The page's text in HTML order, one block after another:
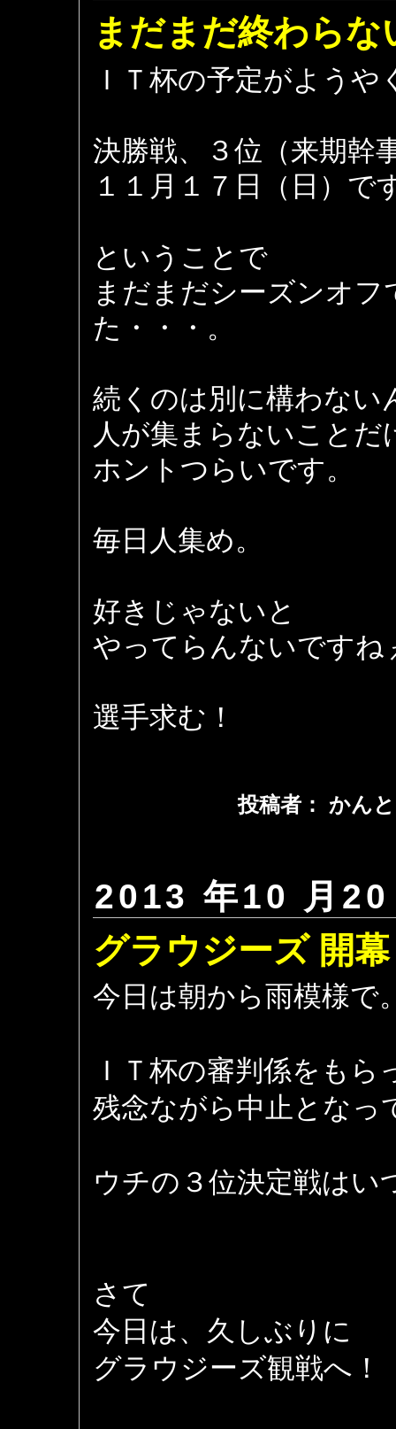
まだまだ終わらな
ＩＴ杯の予定がよう
決勝戦、３位（来期幹
１１月１７日（日）で
ということで
まだまだシーズンオ
た・・・。
続くのは別に構わない
人が集まらないことだ
ホントつらいです。
毎日人集め。
好きじゃないと
やってらんないですね
選手求む！
投稿者： かん
2013 年10 月
グラウジーズ 開
今日は朝から雨模様で
ＩＴ杯の審判係をも
残念ながら中止となっ
ウチの３位決定戦はい
さて
今日は、久しぶりに
グラウジーズ観戦へ！